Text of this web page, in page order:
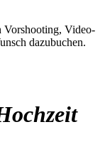
Vorshooting, Video-
dazubuchen.